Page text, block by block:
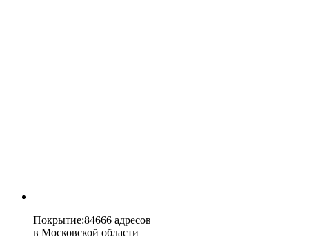
Покрытие:84666 адресов
в Московской области